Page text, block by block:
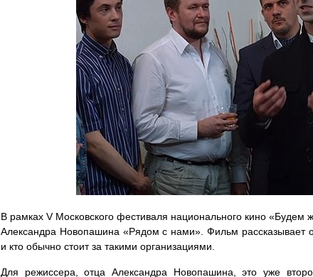
В рамках V Московского фестиваля национального кино «Будем
Александра Новопашина «Рядом с нами». Фильм рассказывает
и кто обычно стоит за такими организациями.
Для режиссера, отца Александра Новопашина, это уже